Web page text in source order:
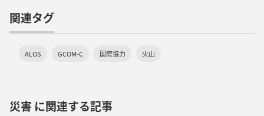
関連タグ
ALOS GCOM-C 国際協力 火山
災害 に関連する記事